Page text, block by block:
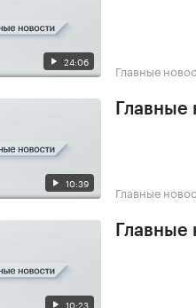
24:06 Главные
10:39 Главные
10:23